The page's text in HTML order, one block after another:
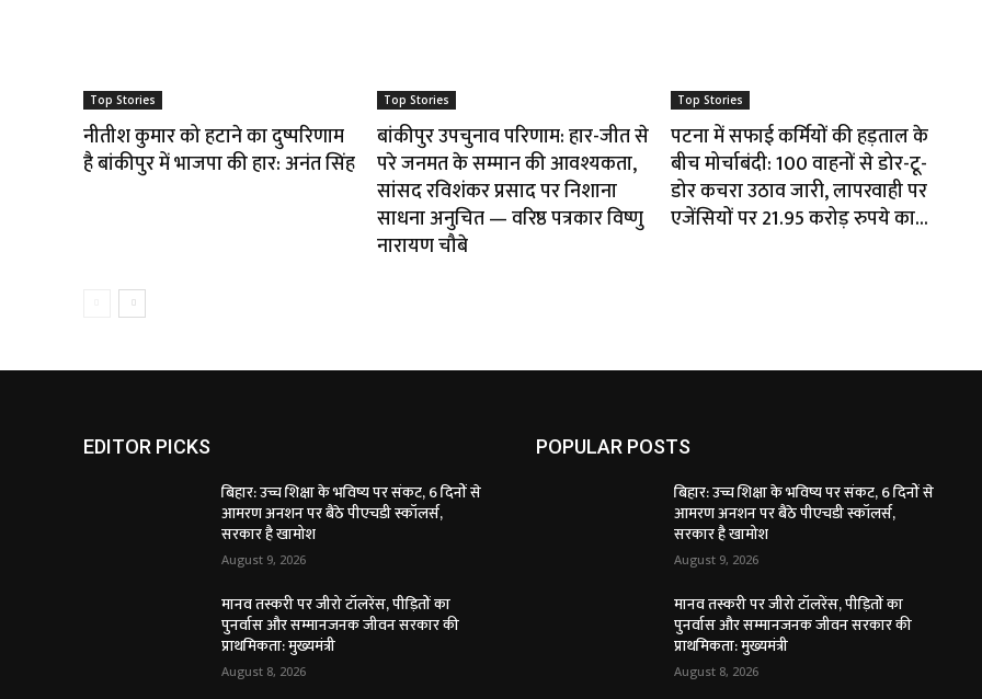
Top Stories
नीतीश कुमार को हटाने का दुष्परिणाम
है बांकीपुर में भाजपा की हार: अनंत सिंह
Top Stories
बांकीपुर उपचुनाव परिणाम: हार-जीत से
परे जनमत के सम्मान की आवश्यकता,
सांसद रविशंकर प्रसाद पर निशाना
साधना अनुचित — वरिष्ठ पत्रकार विष्णु
नारायण चौबे
Top Stories
पटना में सफाई कर्मियों की हड़ताल के
बीच मोर्चाबंदी: 100 वाहनों से डोर-टू-
डोर कचरा उठाव जारी, लापरवाही पर
एजेंसियों पर 21.95 करोड़ रुपये का...
EDITOR PICKS
बिहार: उच्च शिक्षा के भविष्य पर संकट, 6 दिनों से
आमरण अनशन पर बैठे पीएचडी स्कॉलर्स,
सरकार है खामोश
August 9, 2026
मानव तस्करी पर जीरो टॉलरेंस, पीड़ितों का
पुनर्वास और सम्मानजनक जीवन सरकार की
प्राथमिकता: मुख्यमंत्री
August 8, 2026
POPULAR POSTS
बिहार: उच्च शिक्षा के भविष्य पर संकट, 6 दिनों से
आमरण अनशन पर बैठे पीएचडी स्कॉलर्स,
सरकार है खामोश
August 9, 2026
मानव तस्करी पर जीरो टॉलरेंस, पीड़ितों का
पुनर्वास और सम्मानजनक जीवन सरकार की
प्राथमिकता: मुख्यमंत्री
August 8, 2026